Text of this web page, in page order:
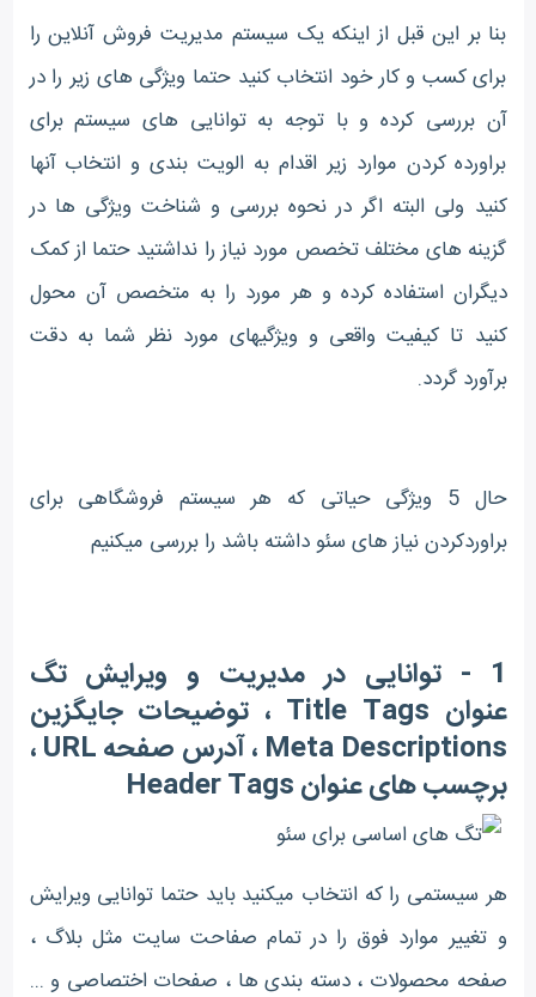
بنا بر این قبل از اینکه یک سیستم مدیریت فروش آنلاین را
برای کسب و کار خود انتخاب کنید حتما ویژگی های زیر را در
آن بررسی کرده و با توجه به توانایی های سیستم برای
براورده کردن موارد زیر اقدام به الویت بندی و انتخاب آنها
کنید ولی البته اگر در نحوه بررسی و شناخت ویژگی ها در
گزینه های مختلف تخصص مورد نیاز را نداشتید حتما از کمک
دیگران استفاده کرده و هر مورد را به متخصص آن محول
کنید تا کیفیت واقعی و ویژگیهای مورد نظر شما به دقت
برآورد گردد.
حال 5 ویژگی حیاتی که هر سیستم فروشگاهی برای
براوردکردن نیاز های سئو داشته باشد را بررسی میکنیم
1 - توانایی در مدیریت و ویرایش تگ
عنوان Title Tags ، توضیحات جایگزین
Meta Descriptions ، آدرس صفحهURL،
برچسب های عنوانHeader Tags
هر سیستمی را که انتخاب میکنید باید حتما توانایی ویرایش
و تغییر موارد فوق را در تمام صفاحت سایت مثل بلاگ ،
صفحه محصولات ، دسته بندی ها ، صفحات اختصاصی و ...